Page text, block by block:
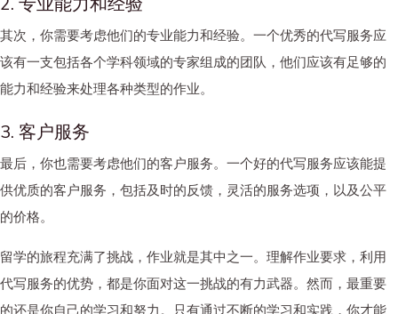
其次，你需要考虑他们的专业能力和经验。一个优秀的代写服务应
该有一支包括各个学科领域的专家组成的团队，他们应该有足够的
能力和经验来处理各种类型的作业。
3. 客户服务
最后，你也需要考虑他们的客户服务。一个好的代写服务应该能提
供优质的客户服务，包括及时的反馈，灵活的服务选项，以及公平
的价格。
留学的旅程充满了挑战，作业就是其中之一。理解作业要求，利用
代写服务的优势，都是你面对这一挑战的有力武器。然而，最重要
的还是你自己的学习和努力。只有通过不断的学习和实践，你才能